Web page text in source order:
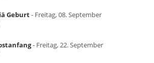
Geburt- Freitag, 08. September
- Freitag, 22. September